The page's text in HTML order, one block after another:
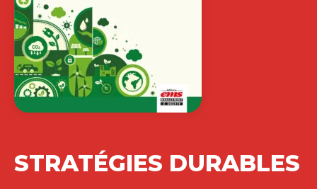
STRATÉGIES DURABLES